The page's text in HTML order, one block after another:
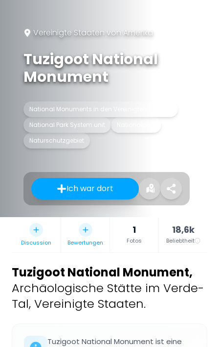
Vereinigte Staaten von Amerika
Tuzigoot National
Monument
National Monuments in den Vereinigten Staaten
National Park System unit
Naturschutzgebiet
Ich war dort
Discussion Bewertungen
1
Fotos
18,6k
Beliebtheit
Tuzigoot National Monument,
Archäologische Stätte im Verde-
Tal, Vereinigte Staaten.
Tuzigoot National Monument ist eine